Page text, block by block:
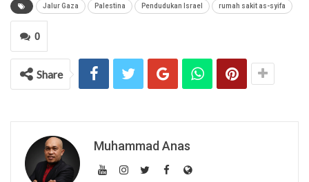
Jalur Gaza Palestina Pendudukan Israel rumah sakit as-syifa
0
Share
Muhammad Anas